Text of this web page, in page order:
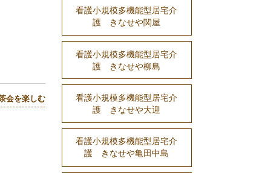
会を楽しむ
看護小規模多機能型居宅介
護 きなせや関屋
看護小規模多機能型居宅介
護 きなせや柳島
看護小規模多機能型居宅介
護 きなせや大迎
看護小規模多機能型居宅介
護 きなせや亀田中島